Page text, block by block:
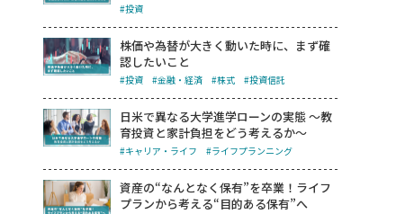
#投資
株価や為替が大きく動いた時に、まず確
認したいこと
#投資 #金融・経済 #株式 #投資信託
日米で異なる大学進学ローンの実態 ～教
育投資と家計負担をどう考えるか～
#キャリア・ライフ #ライフプランニング
資産の“なんとなく保有”を卒業！ライフ
プランから考える“目的ある保有”へ